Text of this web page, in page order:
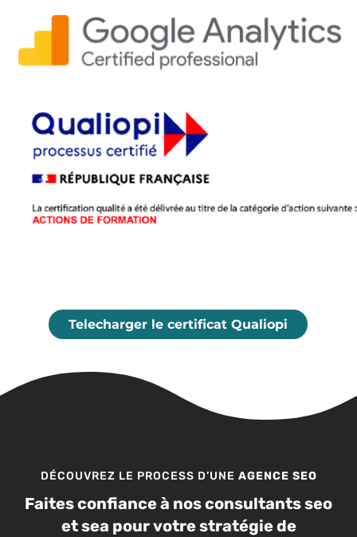
Telecharger le certificat Qualiopi
DÉCOUVREZ LE PROCESS D’UNE AGENCE SEO
Faites confiance à nos consultants seo
et sea pour votre stratégie de